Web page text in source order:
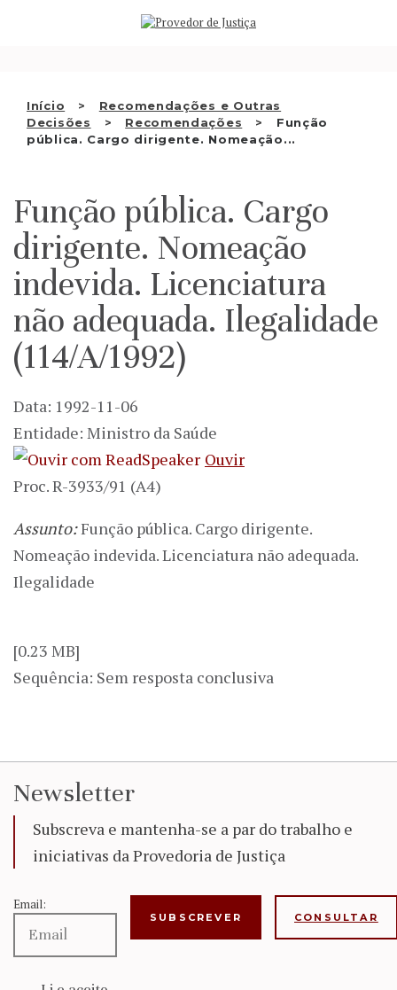
Início
Recomendações e Outras
Decisões
Recomendações
Função
pública. Cargo dirigente. Nomeação...
QUEM SOMOS
RECOMENDAÇÕES E OUTRAS
DECISÕES
APRESENTAR QUEIXA
PT
Função pública. Cargo
dirigente. Nomeação
indevida. Licenciatura
não adequada. Ilegalidade
(114/A/1992)
Data: 1992-11-06
Entidade: Ministro da Saúde
Ouvir
Proc. R-3933/91 (A4)
Assunto:Função pública. Cargo dirigente.
Nomeação indevida. Licenciatura não adequada.
Ilegalidade
[0.23 MB]
Sequência: Sem resposta conclusiva
Newsletter
Subscreva e mantenha-se a par do trabalho e
iniciativas da Provedoria de Justiça
Email:
CONSULTAR